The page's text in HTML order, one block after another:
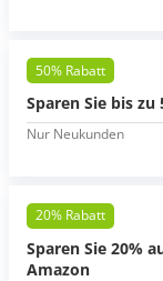
50% Rabatt
Sparen Sie bis
Nur Neukunden
20% Rabatt
Sparen Sie 20%
Amazon